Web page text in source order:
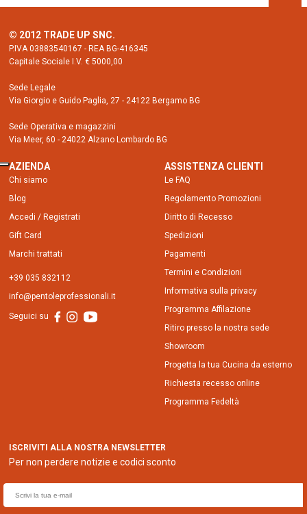
© 2012 TRADE UP SNC.
P.IVA 03883540167 - REA BG-416345
Capitale Sociale I.V. € 5000,00
Sede Legale
Via Giorgio e Guido Paglia, 27 - 24122 Bergamo BG
Sede Operativa e magazzini
Via Meer, 60 - 24022 Alzano Lombardo BG
AZIENDA
Chi siamo
Blog
Accedi / Registrati
Gift Card
Marchi trattati
+39 035 832112
info@pentoleprofessionali.it
Seguici su
ASSISTENZA CLIENTI
Le FAQ
Regolamento Promozioni
Diritto di Recesso
Spedizioni
Pagamenti
Termini e Condizioni
Informativa sulla privacy
Programma Affilazione
Ritiro presso la nostra sede
Showroom
Progetta la tua Cucina da esterno
Richiesta recesso online
Programma Fedeltà
ISCRIVITI ALLA NOSTRA NEWSLETTER
Per non perdere notizie e codici sconto
m